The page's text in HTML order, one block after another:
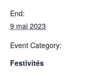
End:
9 mai 2023
Event Category:
Festivités